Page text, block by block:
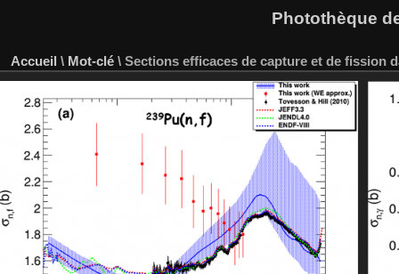
Photothèque
Accueil \ Mot-clé \ Sections efficaces de capture et de fission